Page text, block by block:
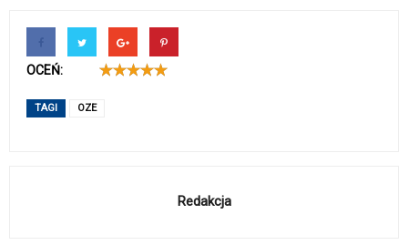
OCEŃ:
TAGI OZE
Redakcja